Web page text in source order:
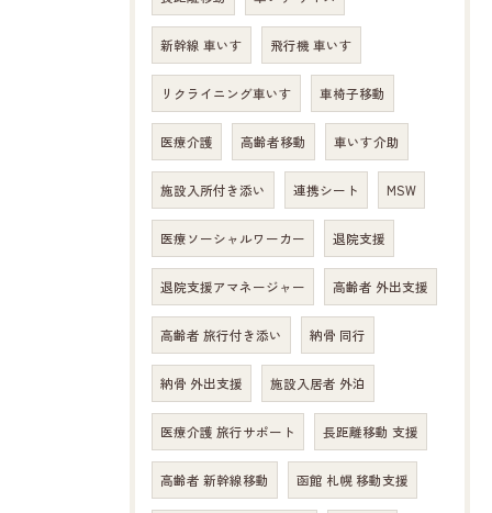
新幹線 車いす 飛行機 車いす
リクライニング車いす 車椅子移動
医療介護 高齢者移動 車いす介助
施設入所付き添い 連携シート MSW
医療ソーシャルワーカー 退院支援
退院支援アマネージャー 高齢者 外出支援
高齢者 旅行付き添い 納骨 同行
納骨 外出支援 施設入居者 外泊
医療介護 旅行サポート 長距離移動 支援
高齢者 新幹線移動 函館 札幌 移動支援